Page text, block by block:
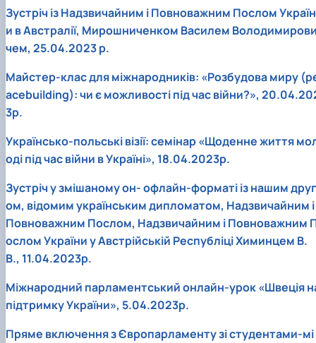
Зустріч із Надзвичайним і Повноважним Послом Україн
и в Австралії, Мирошниченком Василем
чем, 25.04.2023 р.
Майстер-клас для міжнародників: «Розбудова миру
acebuilding): чи є можливості під час війни?»,
3р.
Українсько-польські візії: семінар «Щоденне життя
оді під час війни в Україні», 18.04.2023р.
Зустріч у змішаному он- офлайн-форматі із нашим друг
ом, відомим українським дипломатом, Надзвичайним і
Повноважним Послом, Надзвичайним і Повноважним
ослом України у Австрійській Республіці Химинцем В.
В., 11.04.2023р.
Міжнародний парламентський онлайн-урок «Швеція
підтримку України», 5.04.2023р.
Пряме включення з Європарламенту зі студентами-мі